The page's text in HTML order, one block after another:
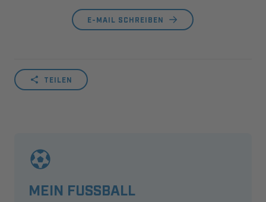
E-MAIL SCHREIBEN
TEILEN
MEIN FUSSBALL